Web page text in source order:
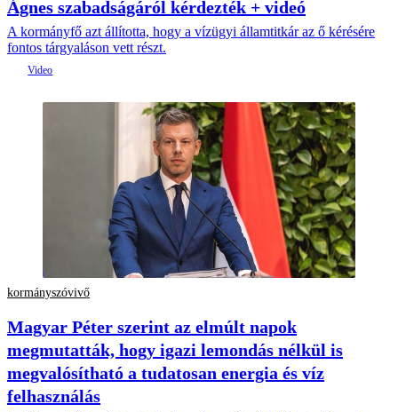
Ágnes szabadságáról kérdezték + videó
A kormányfő azt állította, hogy a vízügyi államtitkár az ő kérésére
fontos tárgyaláson vett részt.
kormányszóvivő
Magyar Péter szerint az elmúlt napok
megmutatták, hogy igazi lemondás nélkül is
megvalósítható a tudatosan energia és víz
felhasználás